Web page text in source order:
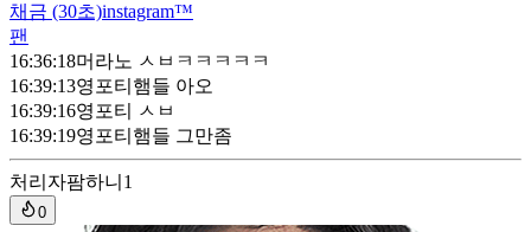
채금 (30초)instagram™
팬
16:36:18머라노 ㅅㅂㅋㅋㅋㅋㅋ
16:39:13영포티햄들 아오
16:39:16영포티 ㅅㅂ
16:39:19영포티햄들 그만좀
처리자팜하니1
0